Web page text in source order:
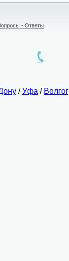
- Ответы
/Уфа /